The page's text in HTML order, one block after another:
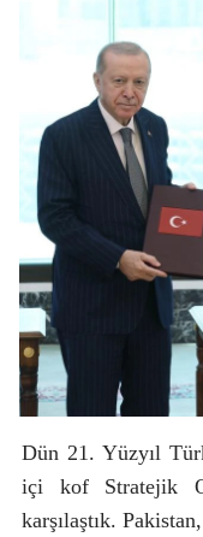
Dün 21. Yüzyıl
içi kof Stratejik
karşılaştık.